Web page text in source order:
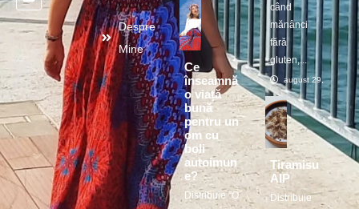
Despre
Mine
Ce
înseamnă
o viață
bună
pentru un
om cu
boli
autoimun
e?
Distribuie ”O
când
mănânci
fără
gluten,...
august 29, 2025
Tiramisu
AIP
Distribuie